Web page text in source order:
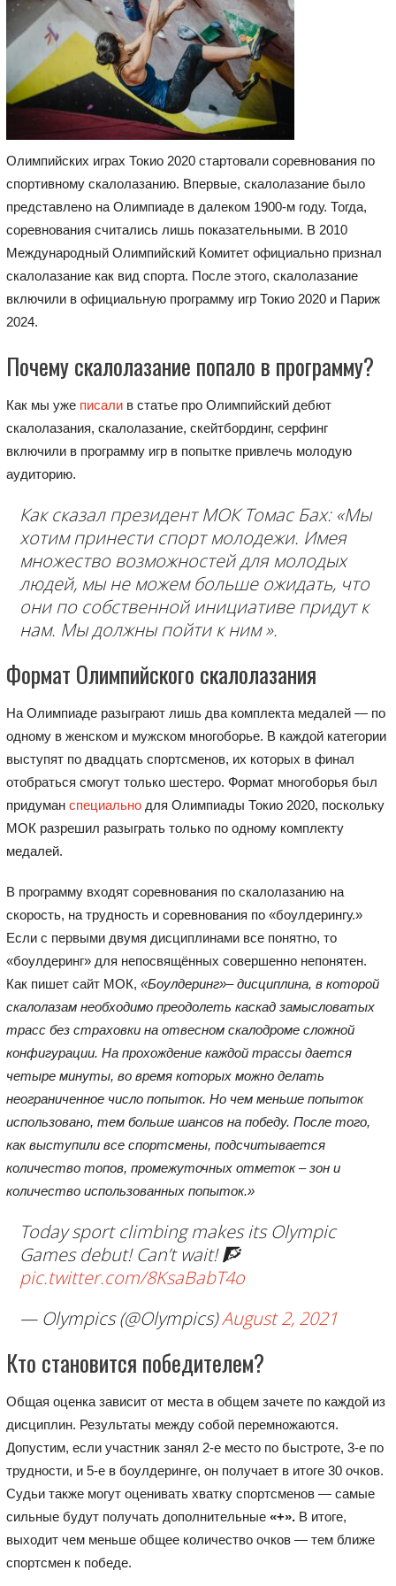
Олимпийских играх Токио 2020 стартовали соревнования по
спортивному скалолазанию. Впервые, скалолазание было
представлено на Олимпиаде в далеком 1900-м году. Тогда,
соревнования считались лишь показательными. В 2010
Международный Олимпийский Комитет официально признал
скалолазание как вид спорта. После этого, скалолазание
включили в официальную программу игр Токио 2020 и Париж
2024.
Почему скалолазание попало в программу?
Как мы уже писалив статье про Олимпийский дебют
скалолазания, скалолазание, скейтбординг, серфинг
включили в программу игр в попытке привлечь молодую
аудиторию.
Как сказал президент МОК Томас Бах: «Мы
хотим принести спорт молодежи. Имея
множество возможностей для молодых
людей, мы не можем больше ожидать, что
они по собственной инициативе придут к
нам. Мы должны пойти к ним ».
Формат Олимпийского скалолазания
На Олимпиаде разыграют лишь два комплекта медалей — по
одному в женском и мужском многоборье. В каждой категории
выступят по двадцать спортсменов, их которых в финал
отобраться смогут только шестеро. Формат многоборья был
придуман специальнодля Олимпиады Токио 2020, поскольку
МОК разрешил разыграть только по одному комплекту
медалей.
В программу входят соревнования по скалолазанию на
скорость, на трудность и соревнования по «боулдерингу.»
Если с первыми двумя дисциплинами все понятно, то
«боулдеринг» для непосвящённых совершенно непонятен.
Как пишет сайт МОК, «Боулдеринг»– дисциплина, в которой
скалолазам необходимо преодолеть каскад замысловатых
трасс без страховки на отвесном скалодроме сложной
конфигурации. На прохождение каждой трассы дается
четыре минуты, во время которых можно делать
неограниченное число попыток. Но чем меньше попыток
использовано, тем больше шансов на победу. После того,
как выступили все спортсмены, подсчитывается
количество топов, промежуточных отметок – зон и
количество использованных попыток.»
Today sport climbing makes its Olympic
Games debut! Can’t wait! 🧗
pic.twitter.com/8KsaBabT4o
— Olympics (@Olympics)August 2, 2021
Кто становится победителем?
Общая оценка зависит от места в общем зачете по каждой из
дисциплин. Результаты между собой перемножаются.
Допустим, если участник занял 2-е место по быстроте, 3-е по
трудности, и 5-е в боулдеринге, он получает в итоге 30 очков.
Судьи также могут оценивать хватку спортсменов — самые
сильные будут получать дополнительные «+». В итоге,
выходит чем меньше общее количество очков — тем ближе
спортсмен к победе.